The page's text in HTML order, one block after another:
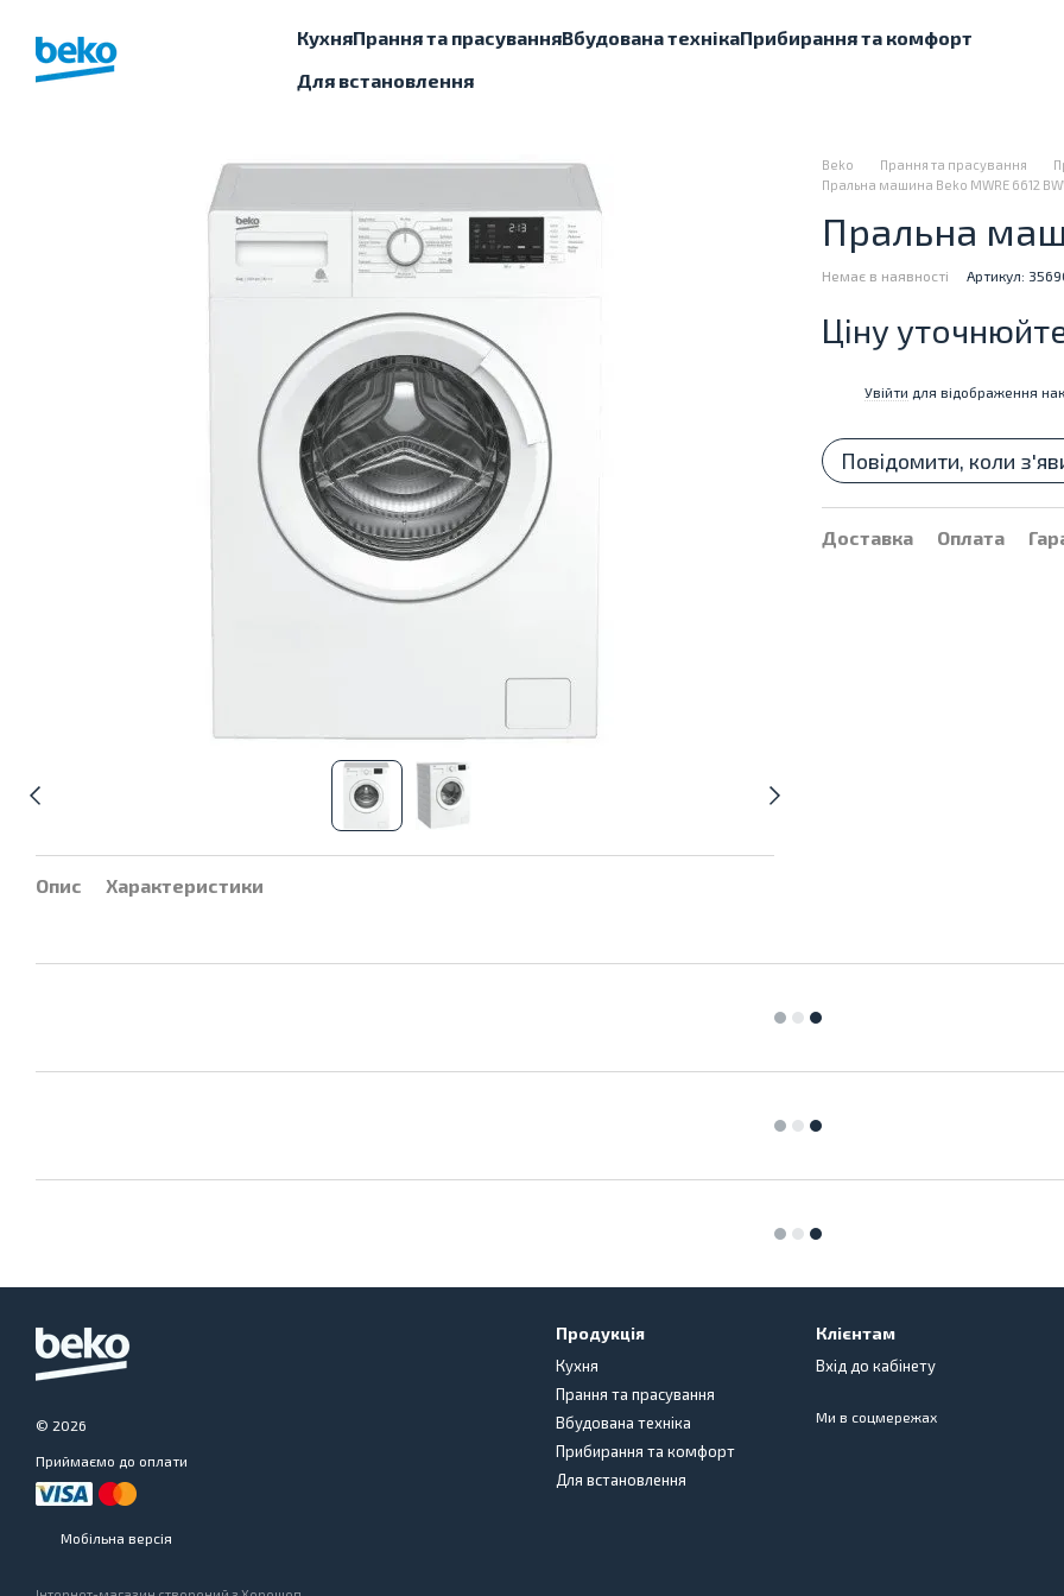
КухняПрання та прасуванняВбудована технікаПрибирання та комфорт
Для встановлення
Опис Характеристики
Beko Прання та прасування
Пральна машина Beko MWRE 6612
Пральна
Немає в наявності Артикул:
Ціну
Увійти для відображення
Повідомити, коли
Доставка Оплата
© 2026
Приймаємо до оплати
Мобільна версія
Продукція
Кухня
Прання та прасування
Вбудована техніка
Прибирання та комфорт
Для встановлення
Клієнтам
Вхід до кабінету
Ми в соцмережах